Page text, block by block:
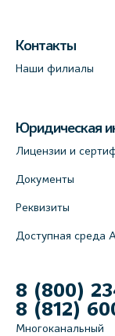
Контакты
Наши филиалы
Юридическая
Лицензии и
Документы
Реквизиты
Доступная
8 (800)
8 (812)
Многоканальный